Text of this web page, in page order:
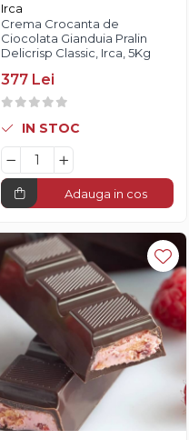
Irca
Crema Crocanta de
Ciocolata Gianduia Pralin
Delicrisp Classic, Irca, 5Kg
377 Lei
IN STOC
Adauga in cos